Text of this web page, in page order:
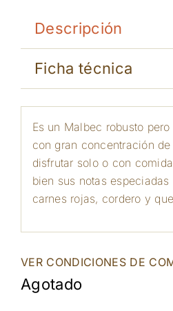
Descripción
Ficha técnica
Es un Malbec robusto
con gran concentración
disfrutar solo o con
bien sus notas
carnes rojas, cordero y
VER CONDICIONES DE
Agotado